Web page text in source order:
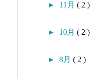
► 11月 ( 2 )
► 10月 ( 2 )
► 8月 ( 2 )